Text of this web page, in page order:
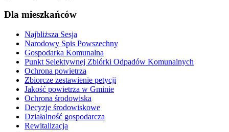
Dla mieszkańców
Najbliższa Sesja
Narodowy Spis Powszechny
Gospodarka Komunalna
Punkt Selektywnej Zbiórki Odpadów Komunalnych
Ochrona powietrza
Zbiorcze zestawienie petycji
Jakość powietrza w Gminie
Ochrona środowiska
Decyzje środowiskowe
Działalność gospodarcza
Rewitalizacja